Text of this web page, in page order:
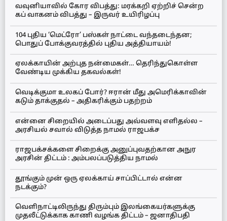
வவுனியாவில் கோர விபத்து: மரக்கறி ஏற்றிச் சென்ற
கப் வாகனம் விபத்து – இருவர் உயிரிழப்பு
104 புதிய ‘மெட்ரோ’ பஸ்கள் நாட்டை வந்தடைந்தன;
பொதுப் போக்குவரத்தில் புதிய அத்தியாயம்!
ஏலக்காயின் அற்புத நன்மைகள்… தெரிந்துகொள்ள
வேண்டிய முக்கிய தகவல்கள்!
வெடிக்குமா உலகப் போர்? ஈரான் மீது அமெரிக்காவின்
கடும் தாக்குதல் – அதிகரிக்கும் பதற்றம்
என்னை சிறையில் அடைப்பது அவ்வளவு எளிதல்ல –
அரசியல் சவால் விடுத்த நாமல் ராஜபக்ச
ராஜபக்சக்களை சிறைக்கு அனுப்புவதற்கான அநுர
அரசின் திட்டம் : அம்பலப்படுத்திய நாமல்
தூங்கும் முன் ஒரு ஏலக்காய் சாப்பிட்டால் என்ன
நடக்கும்?
வெளிநாட்டிலிருந்து திரும்பும் இலங்கையர்களுக்கு
முதலீட்டுக்காக காணி வழங்க திட்டம் – ஜனாதிபதி